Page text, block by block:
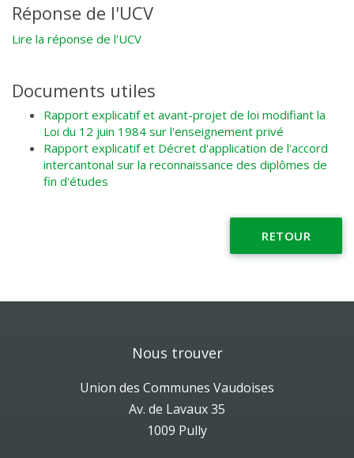
Réponse de l'UCV
Lire la réponse de l'UCV
Documents utiles
Rapport explicatif et avant-projet de loi modifiant la
Loi du 12 juin 1984 sur l'enseignement privé
Rapport explicatif et Décret d'application de l'accord
intercantonal sur la reconnaissance des diplômes de
fin d'études
RETOUR
Nous trouver
Union des Communes Vaudoises
Av. de Lavaux 35
1009 Pully